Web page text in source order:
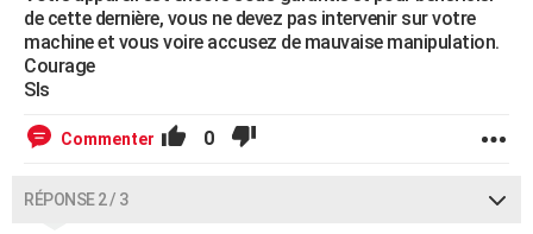
Bricolage
Lifestyle
Culture
Television
Voyage
de cette dernière, vous ne devez pas intervenir sur votre
machine et vous voire accusez de mauvaise manipulation.
Courage
Sls
Commenter 0
RÉPONSE 2 / 3